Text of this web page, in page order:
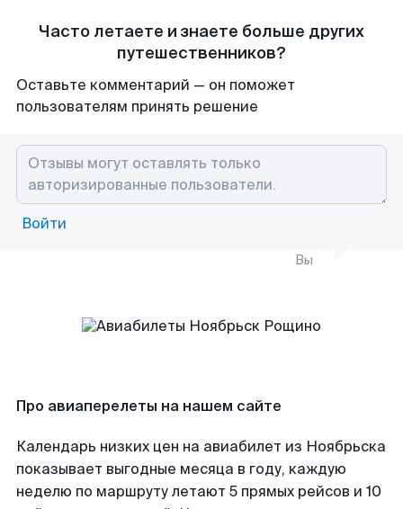
Часто летаете и знаете больше других
путешественников?
Оставьте комментарий — он поможет
пользователям принять решение
Войти
Вы
Про авиаперелеты на нашем сайте
Календарь низких цен на авиабилет из Ноябрьска
показывает выгодные месяца в году, каждую
неделю по маршруту летают 5 прямых рейсов и 10